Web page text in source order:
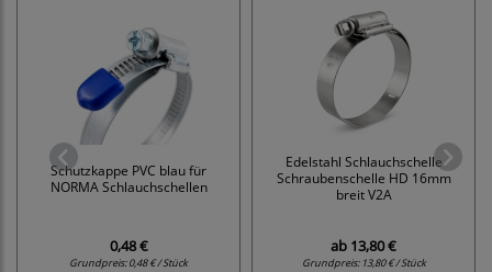
Schutzkappe PVC blau für
NORMA Schlauchschellen
0,48 €
Grundpreis:0,48 € / Stück
Edelstahl Schlauchschelle
Schraubenschelle HD 16mm
breit V2A
ab 13,80 €
Grundpreis: 13,80 € / Stück